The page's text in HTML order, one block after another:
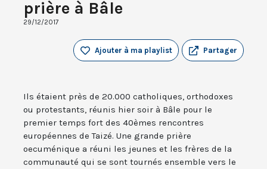
prière à Bâle
29/12/2017
Partager
Ajouter à ma playlist
Ils étaient près de 20.000 catholiques, orthodoxes
ou protestants, réunis hier soir à Bâle pour le
premier temps fort des 40èmes rencontres
européennes de Taizé. Une grande prière
oecuménique a réuni les jeunes et les frères de la
communauté qui se sont tournés ensemble vers le